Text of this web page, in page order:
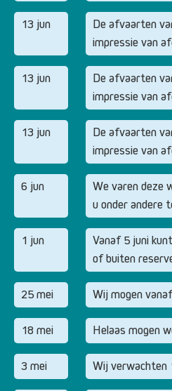
13 jun
De afvaarten
impressie van
13 jun
De afvaarten
impressie van
13 jun
De afvaarten
impressie van
6 jun
We varen deze
u onder andere
1 jun
Vanaf 5 juni
of buiten
25 mei Wij mogen
18 mei Helaas mogen
3 mei Wij verwachten